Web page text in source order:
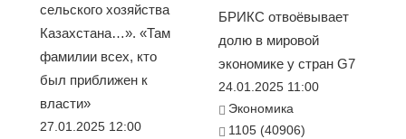
сельского хозяйства
Казахстана…». «Там
фамилии всех, кто
был приближен к
власти»
27.01.2025 12:00
БРИКС отвоёвывает
долю в мировой
экономике у стран G7
24.01.2025 11:00
Экономика
1105 (40906)